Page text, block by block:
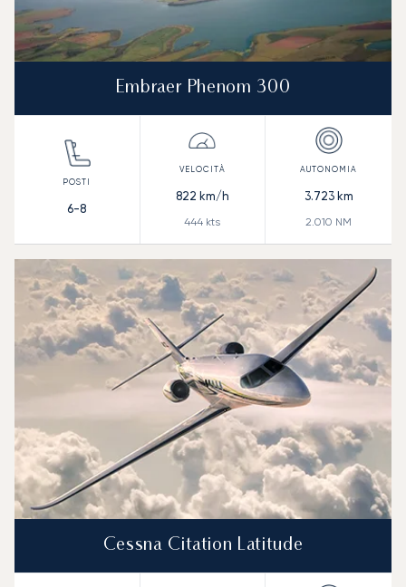
Embraer Phenom 300
6-8
822 km/h
444 kts
3.723km
2.010 NM
Cessna Citation Latitude